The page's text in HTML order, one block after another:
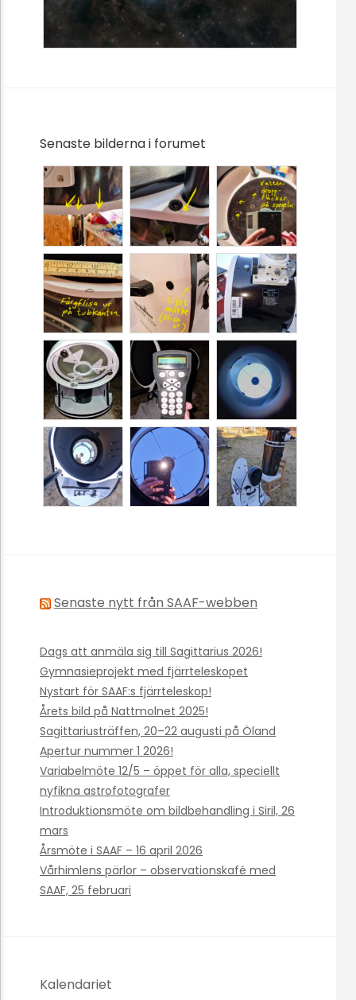
Senaste bilderna i forumet
Senaste nytt från SAAF-webben
Dags att anmäla sig till Sagittarius 2026!
Gymnasieprojekt med fjärrteleskopet
Nystart för SAAF:s fjärrteleskop!
Årets bild på Nattmolnet 2025!
Sagittariusträffen, 20–22 augusti på Öland
Apertur nummer 1 2026!
Variabelmöte 12/5 – öppet för alla, speciellt
nyfikna astrofotografer
Introduktionsmöte om bildbehandling i Siril, 26
mars
Årsmöte i SAAF – 16 april 2026
Vårhimlens pärlor – observationskafé med
SAAF, 25 februari
Kalendariet